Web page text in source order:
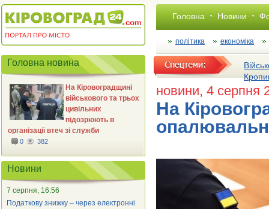
Головна Новини
політика економіка
новини, 4 серпня
На
Головна новина
На Кіровоградщині
військового та трьох
цивільних
підозрюють в
організації втеч зі служби
0 382
Новини
7 серпня, 16:56
Податкову знижку – через електронні